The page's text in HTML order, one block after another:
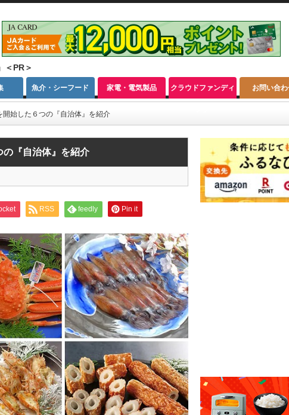
＜PR＞
魚介・シーフード 家電・電気製品 クラウドファンディ お問い合
始した６つの『自治体』を紹介
の『自治体』を紹介
RSS feedly Pin it